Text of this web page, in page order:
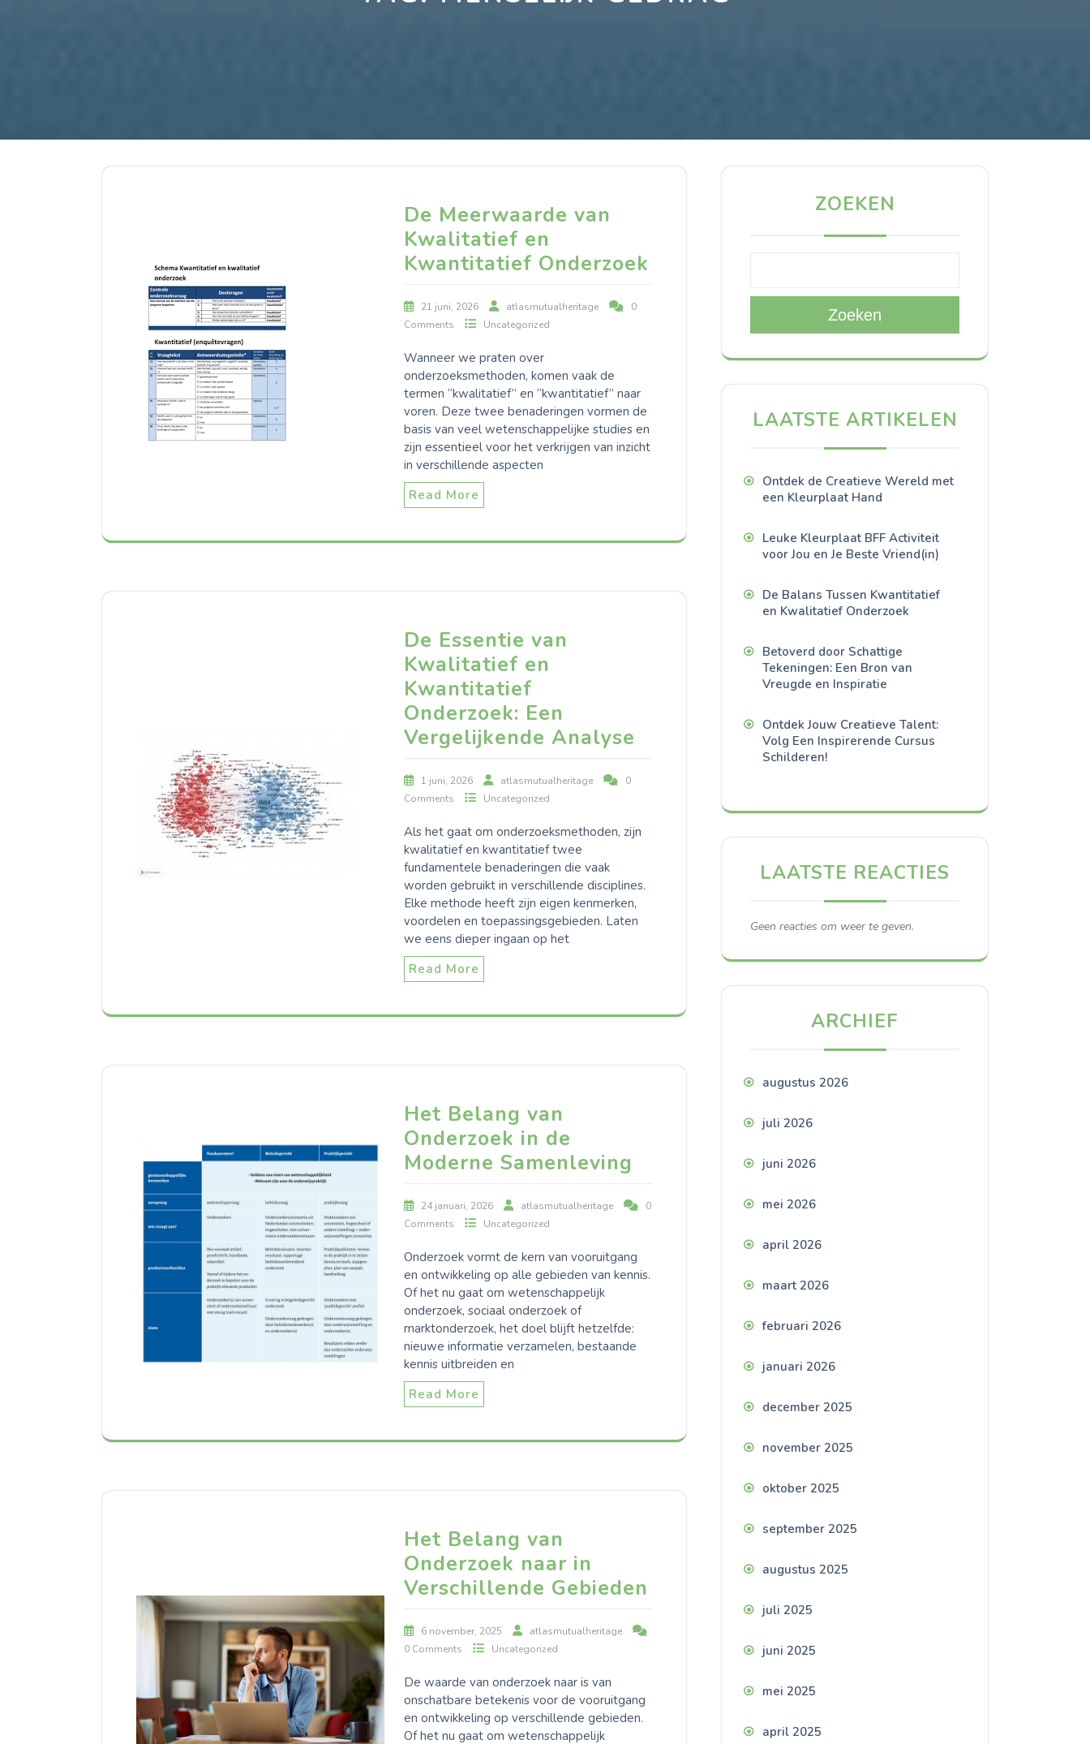
De Meerwaarde van
Kwalitatief en
Kwantitatief Onderzoek
21 juni, 2026 atlasmutualheritage
0
Comments
Uncategorized
Wanneer we praten over
onderzoeksmethoden, komen vaak de
termen “kwalitatief” en “kwantitatief” naar
voren. Deze twee benaderingen vormen de
basis van veel wetenschappelijke studies en
zijn essentieel voor het verkrijgen van inzicht
in verschillende aspecten
Read More
De Essentie van
Kwalitatief en
Kwantitatief
Onderzoek: Een
Vergelijkende Analyse
1 juni, 2026 atlasmutualheritage
0
Comments
Uncategorized
Als het gaat om onderzoeksmethoden, zijn
kwalitatief en kwantitatief twee
fundamentele benaderingen die vaak
worden gebruikt in verschillende disciplines.
Elke methode heeft zijn eigen kenmerken,
voordelen en toepassingsgebieden. Laten
we eens dieper ingaan op het
Read More
Het Belang van
Onderzoek in de
Moderne Samenleving
24 januari, 2026 atlasmutualheritage
0
Comments
Uncategorized
Onderzoek vormt de kern van vooruitgang
en ontwikkeling op alle gebieden van kennis.
Of het nu gaat om wetenschappelijk
onderzoek, sociaal onderzoek of
marktonderzoek, het doel blijft hetzelfde:
nieuwe informatie verzamelen, bestaande
kennis uitbreiden en
Read More
Het Belang van
Onderzoek naar in
Verschillende Gebieden
6 november, 2025
atlasmutualheritage
0 Comments
Uncategorized
De waarde van onderzoek naar is van
onschatbare betekenis voor de vooruitgang
en ontwikkeling op verschillende gebieden.
Of het nu gaat om wetenschappelijk
ZOEKEN
Zoeken
LAATSTE ARTIKELEN
Ontdek de Creatieve Wereld met
een Kleurplaat Hand
Leuke Kleurplaat BFF Activiteit
voor Jou en Je Beste Vriend(in)
De Balans Tussen Kwantitatief
en Kwalitatief Onderzoek
Betoverd door Schattige
Tekeningen: Een Bron van
Vreugde en Inspiratie
Ontdek Jouw Creatieve Talent:
Volg Een Inspirerende Cursus
Schilderen!
LAATSTE REACTIES
Geen reacties om weer te geven.
ARCHIEF
augustus 2026
juli 2026
juni 2026
mei 2026
april 2026
maart 2026
februari 2026
januari 2026
december 2025
november 2025
oktober 2025
september 2025
augustus 2025
juli 2025
juni 2025
mei 2025
april 2025